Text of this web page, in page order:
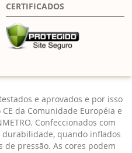
CERTIFICADOS
e aprovados e por isso
da Comunidade Européia e
Confeccionados com
quando inflados
pressão. As cores podem